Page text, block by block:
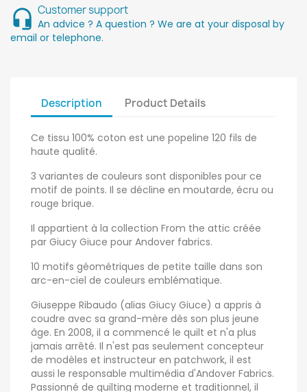
Customer support
An advice ? A question ? We are at your disposal by
email or telephone.
Description Product Details
Ce tissu 100% coton est une popeline 120 fils de
haute qualité.
3 variantes de couleurs sont disponibles pour ce
motif de points. Il se décline en moutarde, écru ou
rouge brique.
Il appartient à la collection From the attic créée
par Giucy Giuce pour Andover fabrics.
10 motifs géométriques de petite taille dans son
arc-en-ciel de couleurs emblématique.
Giuseppe Ribaudo (alias Giucy Giuce) a appris à
coudre avec sa grand-mère dès son plus jeune
âge. En 2008, il a commencé le quilt et n'a plus
jamais arrêté. Il n'est pas seulement concepteur
de modèles et instructeur en patchwork, il est
aussi le responsable multimédia d'Andover Fabrics.
Passionné de quilting moderne et traditionnel, il